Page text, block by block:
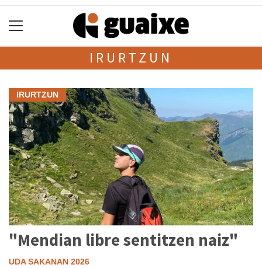
IRURTZUN
IRURTZUN
"Mendian libre sentitzen naiz"
UDA SAKANAN 2026